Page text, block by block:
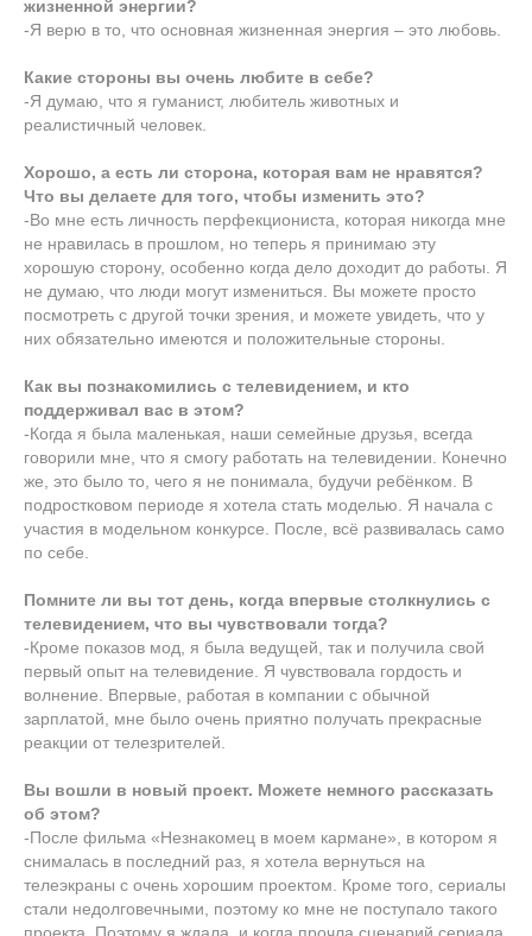
жизненной энергии?
-Я верю в то, что основная жизненная энергия – это любовь.
Какие стороны вы очень любите в себе?
-Я думаю, что я гуманист, любитель животных и
реалистичный человек.
Хорошо, а есть ли сторона, которая вам не нравятся?
Что вы делаете для того, чтобы изменить это?
-Во мне есть личность перфекциониста, которая никогда мне
не нравилась в прошлом, но теперь я принимаю эту
хорошую сторону, особенно когда дело доходит до работы. Я
не думаю, что люди могут измениться. Вы можете просто
посмотреть с другой точки зрения, и можете увидеть, что у
них обязательно имеются и положительные стороны.
Как вы познакомились с телевидением, и кто
поддерживал вас в этом?
-Когда я была маленькая, наши семейные друзья, всегда
говорили мне, что я смогу работать на телевидении. Конечно
же, это было то, чего я не понимала, будучи ребёнком. В
подростковом периоде я хотела стать моделью. Я начала с
участия в модельном конкурсе. После, всё развивалась само
по себе.
Помните ли вы тот день, когда впервые столкнулись с
телевидением, что вы чувствовали тогда?
-Кроме показов мод, я была ведущей, так и получила свой
первый опыт на телевидение. Я чувствовала гордость и
волнение. Впервые, работая в компании с обычной
зарплатой, мне было очень приятно получать прекрасные
реакции от телезрителей.
Вы вошли в новый проект. Можете немного рассказать
об этом?
-После фильма «Незнакомец в моем кармане», в котором я
снималась в последний раз, я хотела вернуться на
телеэкраны с очень хорошим проектом. Кроме того, сериалы
стали недолговечными, поэтому ко мне не поступало такого